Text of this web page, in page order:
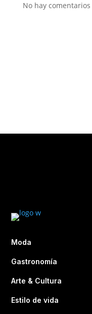
No hay
Moda
Gastronomía
Arte & Cultura
Estilo de vida